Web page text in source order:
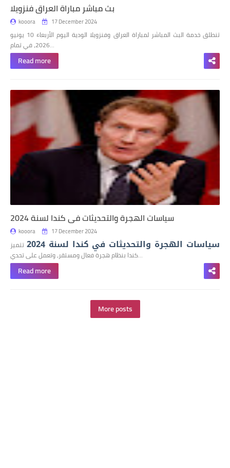
بث مباشر مباراة العراق فنزويلا
kooora 17 December 2024
تنطلق خدمة البث المباشر لمباراة العراق وفنزويلا الودية اليوم الأربعاء 10 يونيو
2026، في تمام…
Read more
سياسات الهجرة والتحديثات في كندا لسنة 2024
kooora 17 December 2024
سياسات الهجرة والتحديثات في كندا لسنة 2024
تتميز
كندا بنظام هجرة فعال ومستقر، وتعمل على تحدي…
Read more
More posts